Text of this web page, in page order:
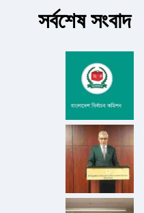
সর্বশেষ সংবাদ